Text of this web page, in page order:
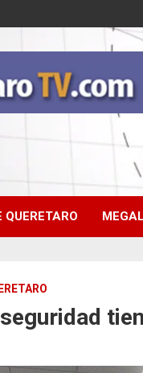
QUERETARO